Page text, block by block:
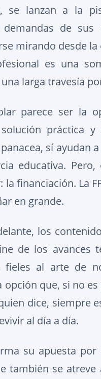
se lanzan a la
de sus
mirando desde la
es una
larga travesía
parece ser la
práctica y
sí ayudan
educativa.
financiación. La
en grande.
los
de los avances
al arte de
que, si no
dice, siempre
al día a día.
su apuesta
también se